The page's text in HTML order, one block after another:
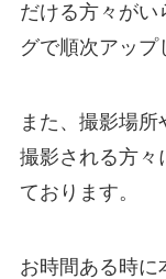
だける方々がい
グで順次アップ
また、撮影場
撮影される方々
ております。
お時間ある時に